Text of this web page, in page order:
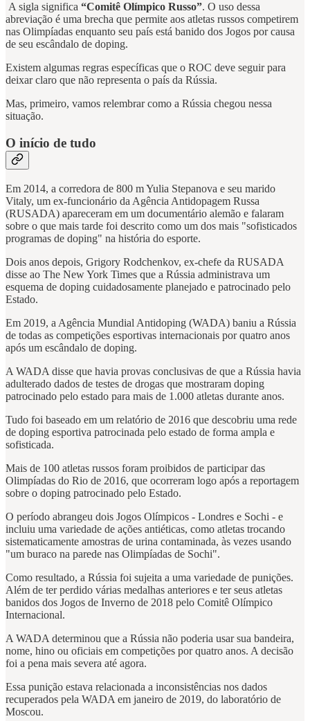
A sigla significa “Comitê Olímpico Russo”. O uso dessa
abreviação é uma brecha que permite aos atletas russos competirem
nas Olimpíadas enquanto seu país está banido dos Jogos por causa
de seu escândalo de doping.
Existem algumas regras específicas que o ROC deve seguir para
deixar claro que não representa o país da Rússia.
Mas, primeiro, vamos relembrar como a Rússia chegou nessa
situação.
O início de tudo
Em 2014, a corredora de 800 m Yulia Stepanova e seu marido
Vitaly, um ex-funcionário da Agência Antidopagem Russa
(RUSADA) apareceram em um documentário alemão e falaram
sobre o que mais tarde foi descrito como um dos mais "sofisticados
programas de doping" na história do esporte.
Dois anos depois, Grigory Rodchenkov, ex-chefe da RUSADA
disse ao The New York Times que a Rússia administrava um
esquema de doping cuidadosamente planejado e patrocinado pelo
Estado.
Em 2019, a Agência Mundial Antidoping (WADA) baniu a Rússia
de todas as competições esportivas internacionais por quatro anos
após um escândalo de doping.
A WADA disse que havia provas conclusivas de que a Rússia havia
adulterado dados de testes de drogas que mostraram doping
patrocinado pelo estado para mais de 1.000 atletas durante anos.
Tudo foi baseado em um relatório de 2016 que descobriu uma rede
de doping esportiva patrocinada pelo estado de forma ampla e
sofisticada.
Mais de 100 atletas russos foram proibidos de participar das
Olimpíadas do Rio de 2016, que ocorreram logo após a reportagem
sobre o doping patrocinado pelo Estado.
O período abrangeu dois Jogos Olímpicos - Londres e Sochi - e
incluiu uma variedade de ações antiéticas, como atletas trocando
sistematicamente amostras de urina contaminada, às vezes usando
"um buraco na parede nas Olimpíadas de Sochi".
Como resultado, a Rússia foi sujeita a uma variedade de punições.
Além de ter perdido várias medalhas anteriores e ter seus atletas
banidos dos Jogos de Inverno de 2018 pelo Comitê Olímpico
Internacional.
A WADA determinou que a Rússia não poderia usar sua bandeira,
nome, hino ou oficiais em competições por quatro anos. A decisão
foi a pena mais severa até agora.
Essa punição estava relacionada a inconsistências nos dados
recuperados pela WADA em janeiro de 2019, do laboratório de
Moscou.